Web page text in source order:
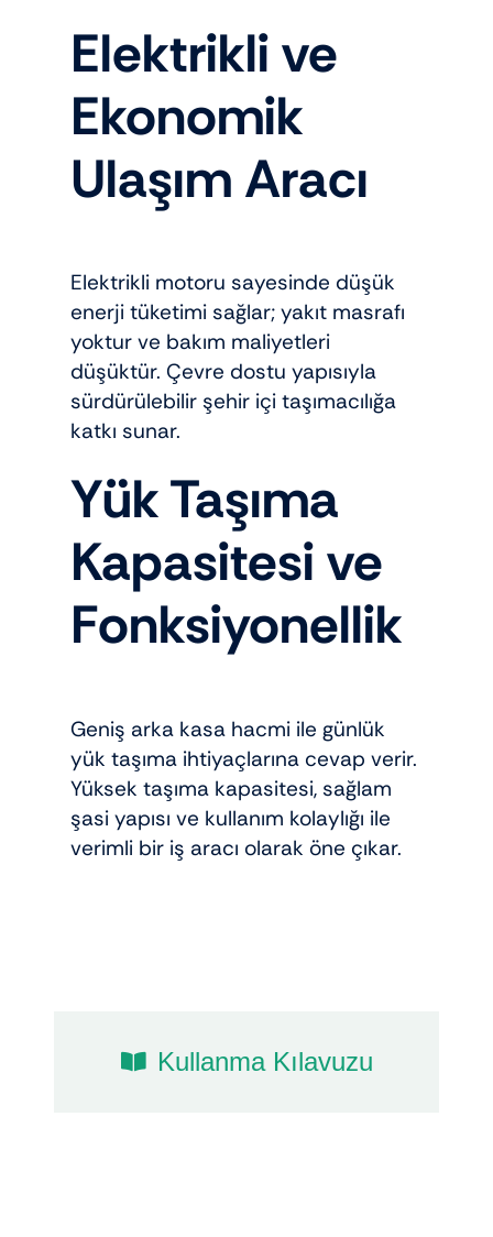
Elektrikli ve
Ekonomik
Ulaşım Aracı
Elektrikli motoru sayesinde düşük
enerji tüketimi sağlar; yakıt masrafı
yoktur ve bakım maliyetleri
düşüktür. Çevre dostu yapısıyla
sürdürülebilir şehir içi taşımacılığa
katkı sunar.
Yük Taşıma
Kapasitesi ve
Fonksiyonellik
Geniş arka kasa hacmi ile günlük
yük taşıma ihtiyaçlarına cevap verir.
Yüksek taşıma kapasitesi, sağlam
şasi yapısı ve kullanım kolaylığı ile
verimli bir iş aracı olarak öne çıkar.
Kullanma Kılavuzu